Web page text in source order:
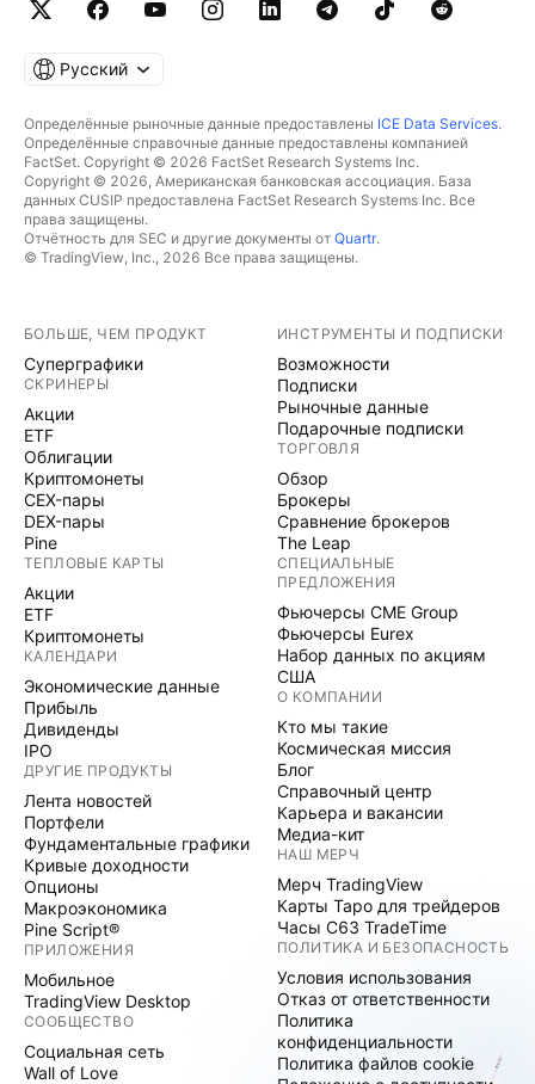
Русский
Определённые рыночные данные предоставлены ICE Data Services.
Определённые справочные данные предоставлены компанией
FactSet. Copyright © 2026 FactSet Research Systems Inc.
Copyright © 2026, Американская банковская ассоциация. База
данных CUSIP предоставлена FactSet Research Systems Inc. Все
права защищены.
Отчётность для SEC и другие документы от Quartr.
© TradingView, Inc., 2026 Все права защищены.
БОЛЬШЕ, ЧЕМ ПРОДУКТ
Суперграфики
СКРИНЕРЫ
Акции
ETF
Облигации
Криптомонеты
CEX-пары
DEX-пары
Pine
ТЕПЛОВЫЕ КАРТЫ
Акции
ETF
Криптомонеты
КАЛЕНДАРИ
Экономические данные
Прибыль
Дивиденды
IPO
ДРУГИЕ ПРОДУКТЫ
Лента новостей
Портфели
Фундаментальные графики
Кривые доходности
Опционы
Макроэкономика
Pine Script®
ПРИЛОЖЕНИЯ
Мобильное
TradingView Desktop
СООБЩЕСТВО
Социальная сеть
Wall of Love
ИНСТРУМЕНТЫ И ПОДПИСКИ
Возможности
Подписки
Рыночные данные
Подарочные подписки
ТОРГОВЛЯ
Обзор
Брокеры
Сравнение брокеров
The Leap
СПЕЦИАЛЬНЫЕ
ПРЕДЛОЖЕНИЯ
Фьючерсы CME Group
Фьючерсы Eurex
Набор данных по акциям
США
О КОМПАНИИ
Кто мы такие
Космическая миссия
Блог
Справочный центр
Карьера и вакансии
Медиа-кит
НАШ МЕРЧ
Мерч TradingView
Карты Таро для трейдеров
Часы C63 TradeTime
ПОЛИТИКА И БЕЗОПАСНОСТЬ
Условия использования
Отказ от ответственности
Политика
конфиденциальности
Политика файлов cookie